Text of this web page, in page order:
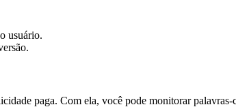
usuário.
paga. Com ela, você pode monitorar